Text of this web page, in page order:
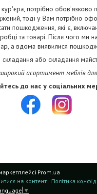
потрібно обов'язково
тоді у Вам потрібно
пошкодження, які є,
та товарі. Після чого ми
а вдома виявилися
складання або складання
асортимент меблів
до нас у соціальних
Prom.ua
на контент | Політика
▼